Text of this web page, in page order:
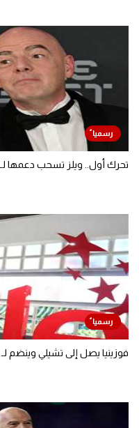
تحرك أول.. ويلز تسحب دعمها لـ
فوزينيا يصل إلى تشيلي وينضم